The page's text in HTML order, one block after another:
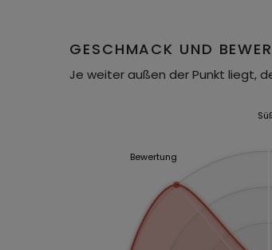
GESCHMACK UND
Je weiter außen der Punkt liegt,
Bewertung